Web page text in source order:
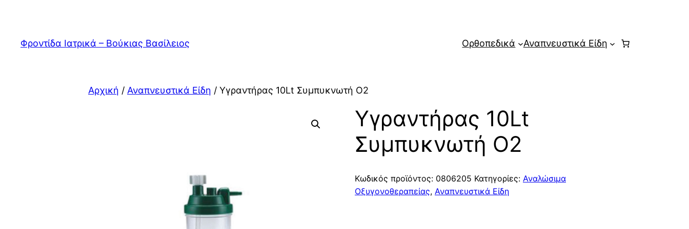
περιεχόμενο
Φροντίδα Ιατρικά – Βούκιας Βασίλειος Ορθοπεδικά Αναπνευστικά Είδη
Αρχική / Αναπνευστικά Είδη / Υγραντήρας 10Lt Συμπυκνωτή Ο2
Υγραντήρας 10Lt
Συμπυκνωτή Ο2
Κωδικός προϊόντος: 0806205 Κατηγορίες: Αναλώσιμα
Οξυγονοθεραπείας, Αναπνευστικά Είδη